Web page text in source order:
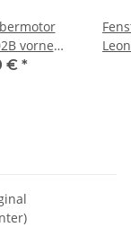
vorne
Octavia III
€ *